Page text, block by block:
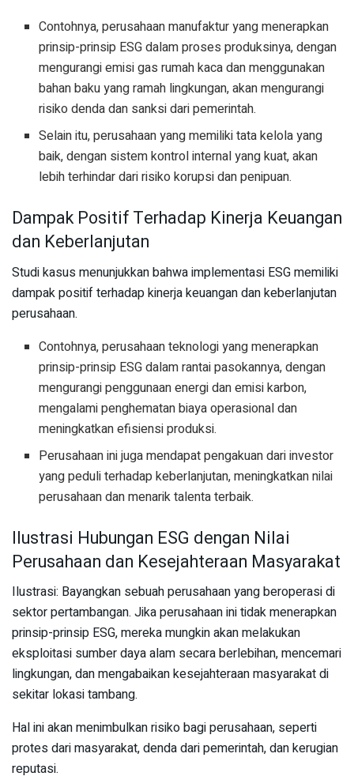
Contohnya, perusahaan manufaktur yang menerapkan
prinsip-prinsip ESG dalam proses produksinya, dengan
mengurangi emisi gas rumah kaca dan menggunakan
bahan baku yang ramah lingkungan, akan mengurangi
risiko denda dan sanksi dari pemerintah.
Selain itu, perusahaan yang memiliki tata kelola yang
baik, dengan sistem kontrol internal yang kuat, akan
lebih terhindar dari risiko korupsi dan penipuan.
Dampak Positif Terhadap Kinerja Keuangan
dan Keberlanjutan
Studi kasus menunjukkan bahwa implementasi ESG memiliki
dampak positif terhadap kinerja keuangan dan keberlanjutan
perusahaan.
Contohnya, perusahaan teknologi yang menerapkan
prinsip-prinsip ESG dalam rantai pasokannya, dengan
mengurangi penggunaan energi dan emisi karbon,
mengalami penghematan biaya operasional dan
meningkatkan efisiensi produksi.
Perusahaan ini juga mendapat pengakuan dari investor
yang peduli terhadap keberlanjutan, meningkatkan nilai
perusahaan dan menarik talenta terbaik.
Ilustrasi Hubungan ESG dengan Nilai
Perusahaan dan Kesejahteraan Masyarakat
Ilustrasi: Bayangkan sebuah perusahaan yang beroperasi di
sektor pertambangan. Jika perusahaan ini tidak menerapkan
prinsip-prinsip ESG, mereka mungkin akan melakukan
eksploitasi sumber daya alam secara berlebihan, mencemari
lingkungan, dan mengabaikan kesejahteraan masyarakat di
sekitar lokasi tambang.
Hal ini akan menimbulkan risiko bagi perusahaan, seperti
protes dari masyarakat, denda dari pemerintah, dan kerugian
reputasi.